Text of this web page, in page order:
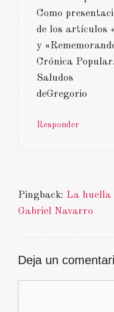
Como
de los artículos
y
Crónica Popular.
Saludos
deGregorio
Responder
Pingback: La huella
Gabriel Navarro
Deja un